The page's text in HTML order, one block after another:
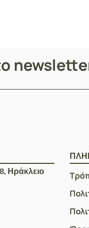
Ηράκλειο